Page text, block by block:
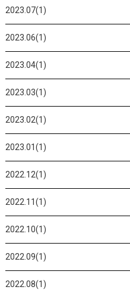
2023.07(1)
2023.06(1)
2023.04(1)
2023.03(1)
2023.02(1)
2023.01(1)
2022.12(1)
2022.11(1)
2022.10(1)
2022.09(1)
2022.08(1)